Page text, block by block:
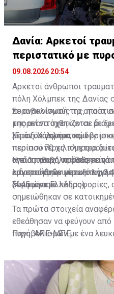
Δανία: Αρκετοί
περιστατικό με
09.08.2026 20:54
Αρκετοί άνθρωποι
πόλη Χόλμπεκ της Δανίας
πυροβολισμούς το οποίο,
μπορεί να σχετίζεται με
μεταξύ εγκληματιών.
Σε ανακοίνωσή της, η
της αναπτύχθηκαν σε
λιμάνι Χόλμπεκ, που
περίπου 70 χιλιόμετρα
από "πυροβολισμούς κατά
αρκετοί άνθρωποι
"Επί του παρόντος, δεν
περισσότερες
υγείας τους", πρόσθεσε η
ειδοποιήθηκε γύρω στις
(4.45 ώρα Ελλάδας).
Η πιο πιθανή υπόθεση
λογαριασμών μεταξύ
διευκρίνισε.
Σύμφωνα με πληροφορίες,
σημειώθηκαν σε
Τα πρώτα στοιχεία
εθεάθησαν να φεύγουν
πυροβολισμών με ένα
μαρτυρίες για το
Πηγή: ΑΠΕ-ΜΠΕ